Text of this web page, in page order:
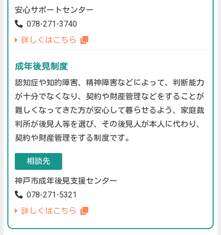
安心サポートセンター
078-271-3740
詳しくはこちら
成年後見制度
認知症や知的障害、精神障害などによって、判断能力
が十分でなくなり、契約や財産管理などをすることが
難しくなってきた方が安心して暮らせるよう、家庭裁
判所が後見人等を選び、その後見人が本人に代わり、
契約や財産管理をする制度です。
相談先
神戸市成年後見支援センター
078-271-5321
詳しくはこちら